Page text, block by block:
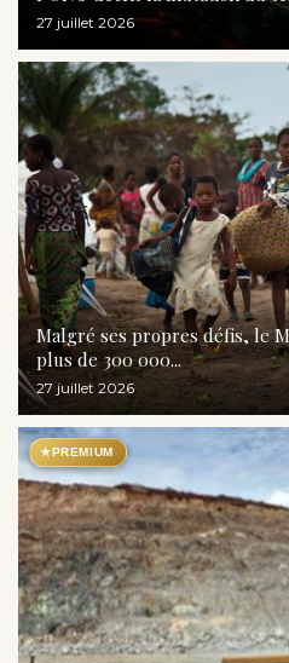
27 juillet 2026
Malgré ses propres défis, le
plus de 300 000...
27 juillet 2026
★PREMIUM